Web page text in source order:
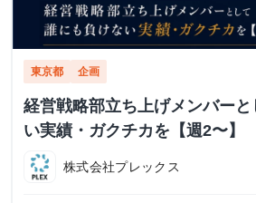
東京都 企画
経営戦略部立ち上げメンバー
い実績・ガクチカを【週2〜】
株式会社プレックス